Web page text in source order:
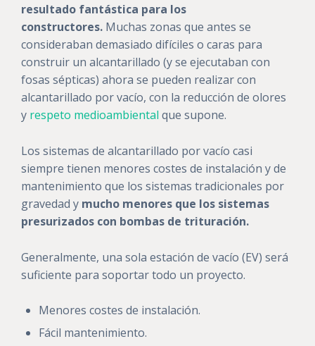
resultado fantástica para los
constructores. Muchas zonas que antes se
consideraban demasiado difíciles o caras para
construir un alcantarillado (y se ejecutaban con
fosas sépticas) ahora se pueden realizar con
alcantarillado por vacío, con la reducción de olores
y respeto medioambiental que supone.
Los sistemas de alcantarillado por vacío casi
siempre tienen menores costes de instalación y de
mantenimiento que los sistemas tradicionales por
gravedad y mucho menores que los sistemas
presurizados con bombas de trituración.
Generalmente, una sola estación de vacío (EV) será
suficiente para soportar todo un proyecto.
Menores costes de instalación.
Fácil mantenimiento.